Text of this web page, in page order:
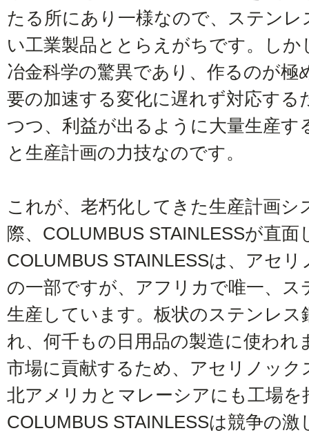
たる所にあり一様なので、ステン
い工業製品ととらえがちです。し
冶金科学の驚異であり、作るのが極
要の加速する変化に遅れず対応する
つつ、利益が出るように大量生産す
と生産計画の力技なのです。
これが、老朽化してきた生産計画
際、COLUMBUS STAINLESSが直
COLUMBUS STAINLESSは、アセ
の一部ですが、アフリカで唯一、
生産しています。板状のステンレ
れ、何千もの日用品の製造に使われ
市場に貢献するため、アセリノッ
北アメリカとマレーシアにも工場を
COLUMBUS STAINLESSは競争の